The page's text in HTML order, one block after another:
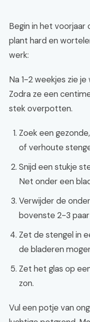
Begin in het
plant hard en
werk:
Na 1-2 weekjes zie
Zodra ze een
stek overpotten.
Zoek een
of verhoute
Snijd een stukje
Net onder een
Verwijder de
bovenste 2-3
Zet de stengel in
de bladeren
Zet het glas op
zon.
Vul een potje van